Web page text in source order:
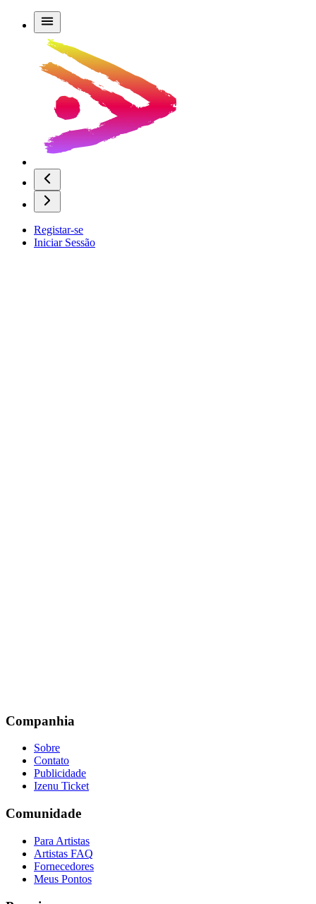
Registar-se
Iniciar Sessão
Companhia
Sobre
Contato
Publicidade
Izenu Ticket
Comunidade
Para Artistas
Artistas FAQ
Fornecedores
Meus Pontos